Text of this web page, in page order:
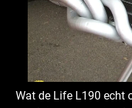
Wat de Life L190 echt